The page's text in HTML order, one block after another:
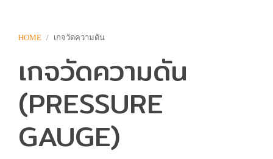
HOME เกจวัดความดัน
เกจวัดความดัน
(PRESSURE
GAUGE)